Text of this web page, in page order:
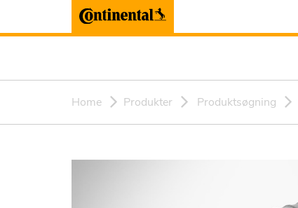
Home Produkter Produktsøgning